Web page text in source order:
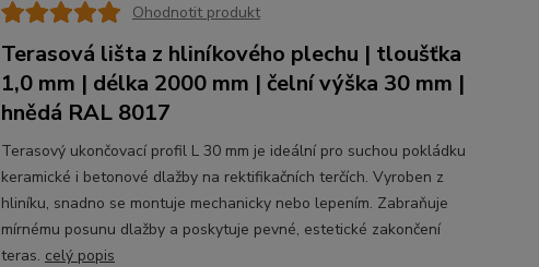
Ohodnotit produkt
Terasová lišta z hliníkového plechu | tloušťka
1,0 mm | délka 2000 mm | čelní výška 30 mm |
hnědá RAL 8017
Terasový ukončovací profil L 30 mm je ideální pro suchou pokládku
keramické i betonové dlažby na rektifikačních terčích. Vyroben z
hliníku, snadno se montuje mechanicky nebo lepením. Zabraňuje
mírnému posunu dlažby a poskytuje pevné, estetické zakončení
teras. celý popis